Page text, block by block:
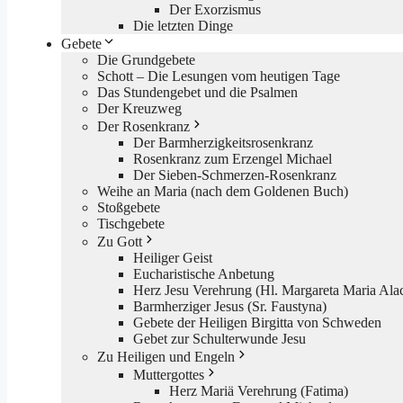
Der Exorzismus
Die letzten Dinge
Gebete
Die Grundgebete
Schott – Die Lesungen vom heutigen Tage
Das Stundengebet und die Psalmen
Der Kreuzweg
Der Rosenkranz
Der Barmherzigkeitsrosenkranz
Rosenkranz zum Erzengel Michael
Der Sieben-Schmerzen-Rosenkranz
Weihe an Maria (nach dem Goldenen Buch)
Stoßgebete
Tischgebete
Zu Gott
Heiliger Geist
Eucharistische Anbetung
Herz Jesu Verehrung (Hl. Margareta Maria
Barmherziger Jesus (Sr. Faustyna)
Gebete der Heiligen Birgitta von Schweden
Gebet zur Schulterwunde Jesu
Zu Heiligen und Engeln
Muttergottes
Herz Mariä Verehrung (Fatima)